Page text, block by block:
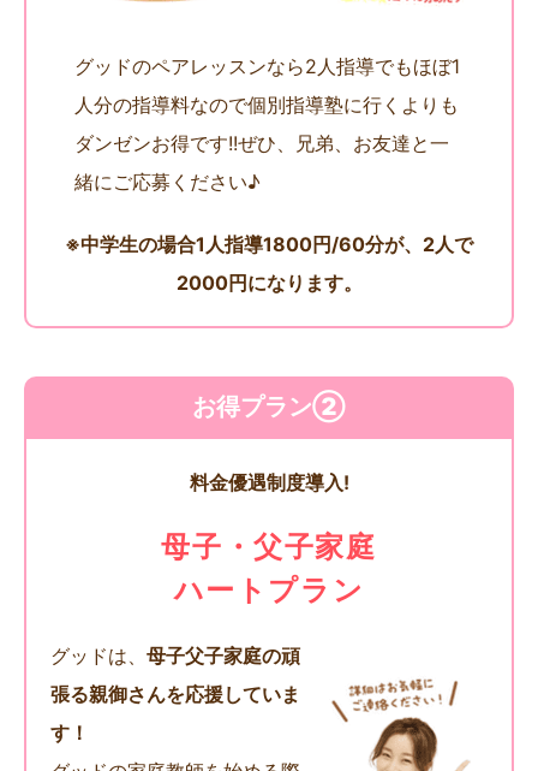
グッドのペアレッスンなら2人指導でもほぼ1
人分の指導料なので個別指導塾に行くよりも
ダンゼンお得です!!ぜひ、兄弟、お友達と一
緒にご応募ください♪
※中学生の場合1人指導1800円/60分が、2人で
2000円になります。
お得プラン②
料金優遇制度導入!
母子・父子家庭
ハートプラン
グッドは、 母子父子家庭の頑
張る親御さんを応援していま
す！